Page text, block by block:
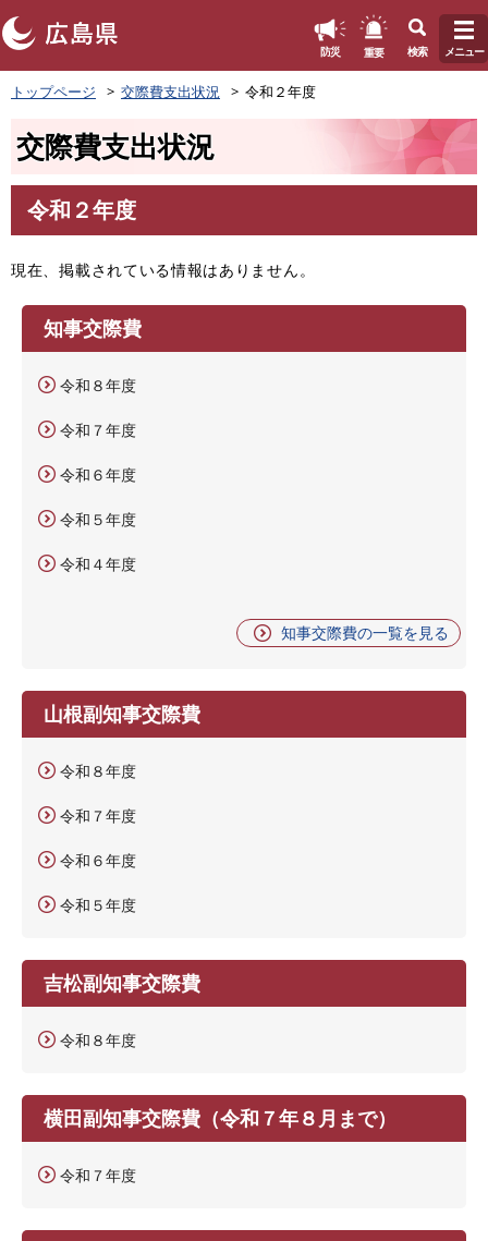
ペ
ー
頭
す
。
防災 重要 検索 メニュー
トップページ 交際費支出状況 令和２年度
交際費支出状況
文
令和２年度
現在、掲載されている情報はありません。
知事交際費
令和８年度
令和７年度
令和６年度
令和５年度
令和４年度
知事交際費の一覧を見る
山根副知事交際費
令和８年度
令和７年度
令和６年度
令和５年度
吉松副知事交際費
令和８年度
横田副知事交際費（令和７年８月まで）
令和７年度